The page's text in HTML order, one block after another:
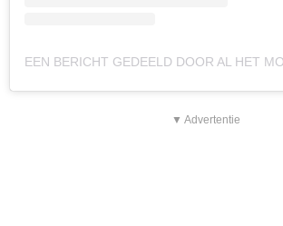
▼ Advertentie